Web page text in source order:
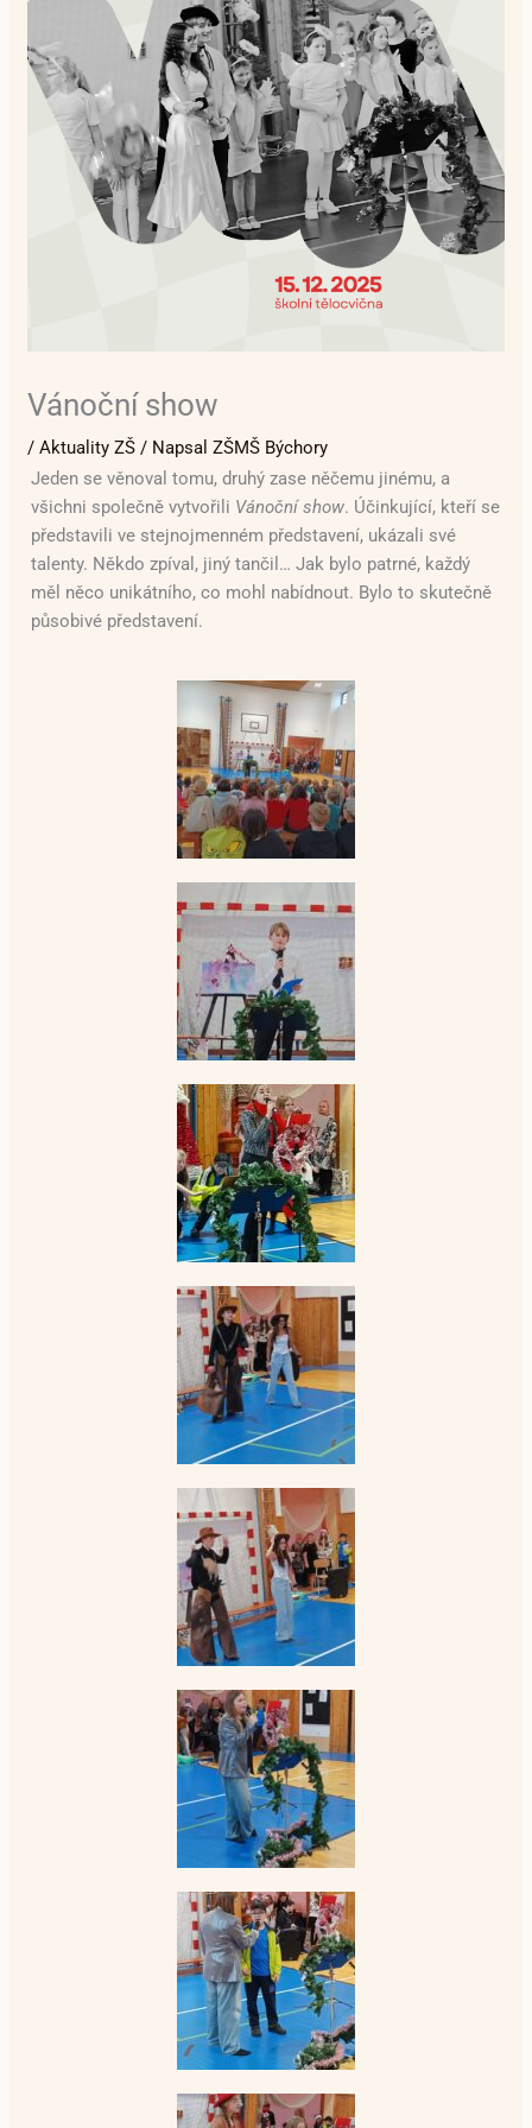
Vánoční show
/Aktuality ZŠ / NapsalZŠMŠ Býchory
Jeden se věnoval tomu, druhý zase něčemu jinému, a
všichni společně vytvořili Vánoční show. Účinkující, kteří se
představili ve stejnojmenném představení, ukázali své
talenty. Někdo zpíval, jiný tančil… Jak bylo patrné, každý
měl něco unikátního, co mohl nabídnout. Bylo to skutečně
působivé představení.